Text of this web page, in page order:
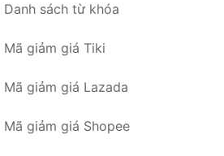
Danh sách từ khóa
Mã giảm giá Tiki
Mã giảm giá Lazada
Mã giảm giá Shopee